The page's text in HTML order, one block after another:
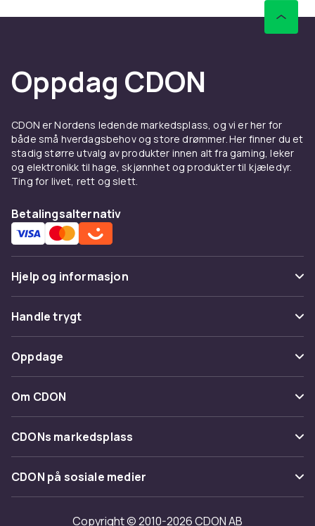
Oppdag CDON
CDON er Nordens ledende markedsplass, og vi er her for
både små hverdagsbehov og store drømmer. Her finner du et
stadig større utvalg av produkter innen alt fra gaming, leker
og elektronikk til hage, skjønnhet og produkter til kjæledyr.
Ting for livet, rett og slett.
Betalingsalternativ
Hjelp og informasjon
Vanlige spørsmål
Spor pakke
Angre & returner her
Kontakt oss
Handle trygt
Betaling
Levering
Tilbakekallinger
Oppdage
Kategorier
Varemerker
Om CDON
Om oss
Kundeanmeldelser
Jobbe på CDON
Investor relations
CDONs markedsplass
Merchant Help Center
CDON på sosiale medier
Copyright © 2010-2026 CDON AB